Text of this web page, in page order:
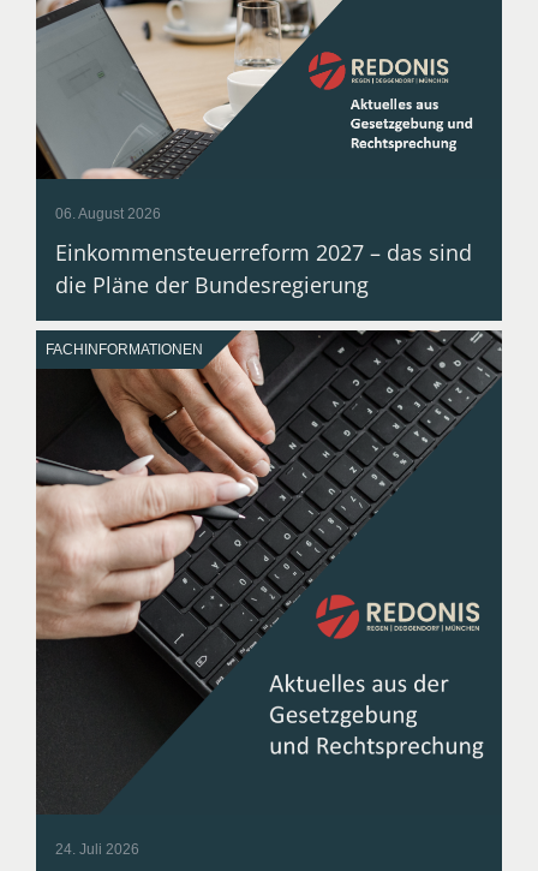
06. August 2026
Einkommensteuerreform 2027 – das sind
die Pläne der Bundesregierung
FACHINFORMATIONEN
24. Juli 2026